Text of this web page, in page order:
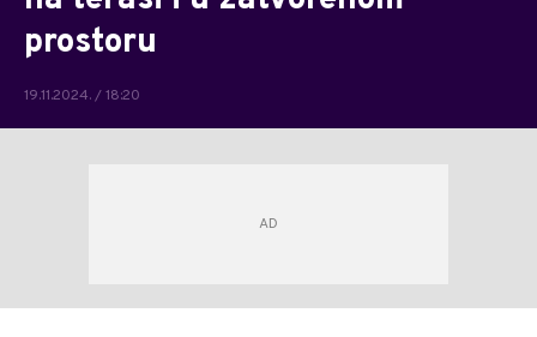
prostoru
19.11.2024. / 18:20